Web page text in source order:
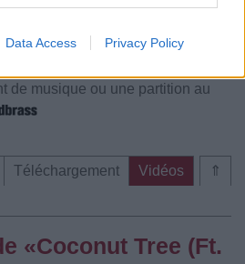
Data Access Privacy Policy
les MP3 sur
de musique ou une partition au
⇑
Téléchargement
Vidéos
«Coconut Tree (Ft.